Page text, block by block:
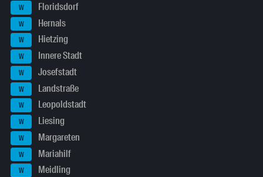
W Floridsdorf
W Hernals
W Hietzing
W Innere Stadt
W Josefstadt
W Landstraße
W Leopoldstadt
W Liesing
W Margareten
W Mariahilf
W Meidling